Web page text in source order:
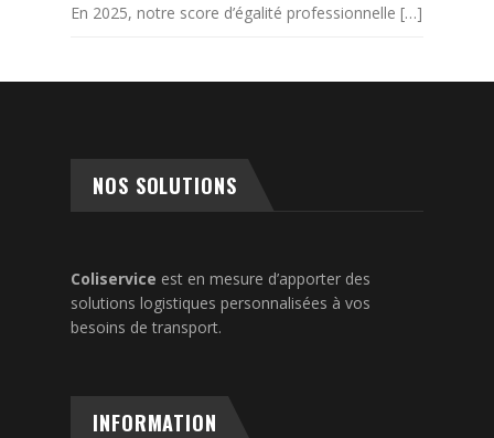
En 2025, notre score d’égalité professionnelle […]
NOS SOLUTIONS
Coliservice est en mesure d’apporter des
solutions logistiques personnalisées à vos
besoins de transport.
INFORMATION